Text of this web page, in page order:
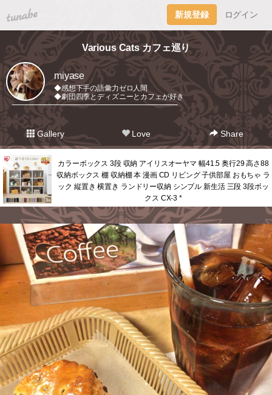
tuna.be 新規登録 ログイン
Various Cats カフェ巡り
miyase
◆感想下手の語彙力ゼロ人間
◆劇団四季とディズニーとカフェが好き
━━━━━━━━━━━━━━━━━━━━━━━
Gallery Love Share
カラーボックス 3段 収納 アイリスオーヤマ 幅41.5 奥行29 高さ88
収納ボックス 棚 収納棚 本 漫画 CD リビング 子供部屋 おもちゃ ラ
ック 縦置き 横置き ランドリー収納 シンプル 新生活 三段 3段ボッ
クス CX-3 *